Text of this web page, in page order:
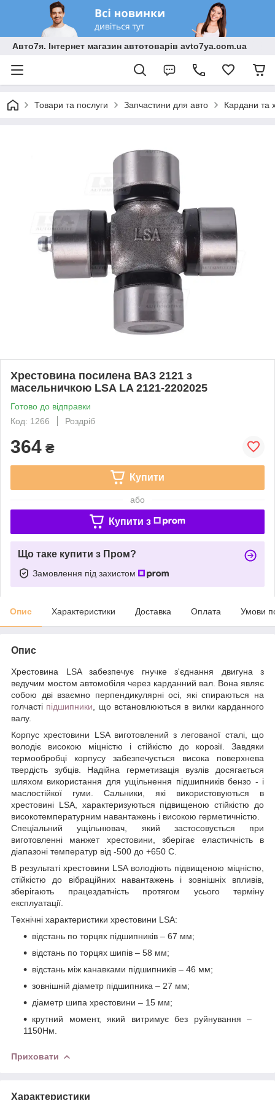
Авто7я. Інтернет магазин автотоварів avto7ya.com.ua
Товари та послуги Запчастини для авто Кардани та
Хрестовина посилена ВАЗ 2121 з
масельничкою LSA LA 2121-2202025
Готово до відправки
Код: 1266
Роздріб
364 ₴
Купити
або
Купити з
Що таке купити з Пром?
Замовлення під захистом
Опис Характеристики Доставка Оплата Умови
Опис
Хрестовина LSA забезпечує гнучке з'єднання двигуна з
ведучим мостом автомобіля через карданний вал. Вона являє
собою дві взаємно перпендикулярні осі, які спираються на
голчасті підшипники , що встановлюються в вилки карданного
валу.
Корпус хрестовини LSA виготовлений з легованої сталі, що
володіє високою міцністю і стійкістю до корозії. Завдяки
термообробці корпусу забезпечується висока поверхнева
твердість зубців. Надійна герметизація вузлів досягається
шляхом використання для ущільнення підшипників бензо - і
маслостійкої гуми. Сальники, які використовуються в
хрестовині LSA, характеризуються підвищеною стійкістю до
високотемпературним навантажень і високою герметичністю.
Спеціальний ущільнювач, який застосовується при
виготовленні манжет хрестовини, зберігає еластичність в
діапазоні температур від -500 до +650 С.
В результаті хрестовини LSA володіють підвищеною міцністю,
стійкістю до вібраційних навантажень і зовнішніх впливів,
зберігають працездатність протягом усього терміну
експлуатації.
Технічні характеристики хрестовини LSA:
відстань по торцях підшипників – 67 мм;
відстань по торцях шипів – 58 мм;
відстань між канавками підшипників – 46 мм;
зовнішній діаметр підшипника – 27 мм;
діаметр шипа хрестовини – 15 мм;
крутний момент, який витримує без руйнування –
1150Нм.
Приховати
Характеристики